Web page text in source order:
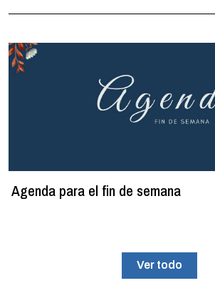
Agenda para el fin de semana
Ver todo